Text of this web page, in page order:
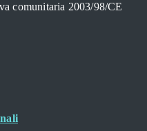
comunitaria 2003/98/CE